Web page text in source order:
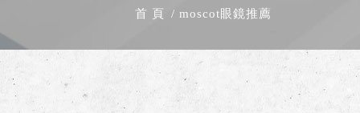
首 頁 moscot眼鏡推薦